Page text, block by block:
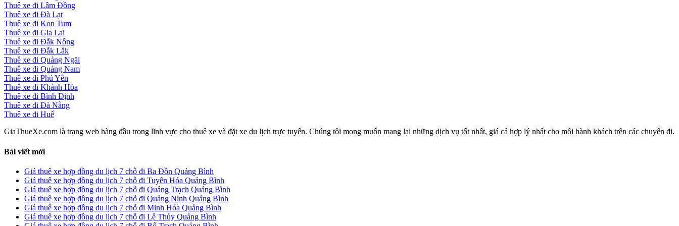
Thuê xe đi Lâm Đồng
Thuê xe đi Đà Lạt
Thuê xe đi Kon Tum
Thuê xe đi Gia Lai
Thuê xe đi Đắk Nông
Thuê xe đi Đắk Lắk
Thuê xe đi Quảng Ngãi
Thuê xe đi Quảng Nam
Thuê xe đi Phú Yên
Thuê xe đi Khánh Hòa
Thuê xe đi Bình Định
Thuê xe đi Đà Nẵng
Thuê xe đi Huế
GiaThueXe.com là trang web hàng đầu trong lĩnh vực cho thuê xe và đặt xe du lịch trực tuyến. Chúng tôi mong muốn mang lại những dịch vụ tốt nhất, giá cả hợp lý nhất cho mỗi hành khách trên các chuyến đi.
Bài viết mới
Giá thuê xe hợp đồng du lịch 7 chỗ đi Ba Đồn Quảng Bình
Giá thuê xe hợp đồng du lịch 7 chỗ đi Tuyên Hóa Quảng Bình
Giá thuê xe hợp đồng du lịch 7 chỗ đi Quảng Trạch Quảng Bình
Giá thuê xe hợp đồng du lịch 7 chỗ đi Quảng Ninh Quảng Bình
Giá thuê xe hợp đồng du lịch 7 chỗ đi Minh Hóa Quảng Bình
Giá thuê xe hợp đồng du lịch 7 chỗ đi Lệ Thủy Quảng Bình